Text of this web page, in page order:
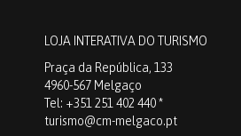
LOJA INTERATIVA DO TURISMO
Praça da República, 133
4960-567 Melgaço
Tel: +351 251 402 440 *
turismo@cm-melgaco.pt